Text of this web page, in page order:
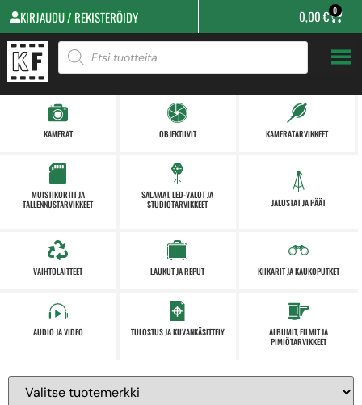
KIRJAUDU / REKISTERÖIDY 0,00€ 0
KAMERAT OBJEKTIIVIT KAMERATARVIKKEET
MUISTIKORTIT JA
TALLENNUSTARVIKKEET
SALAMAT, LED-VALOT JA
STUDIOTARVIKKEET
JALUSTAT JA PÄÄT
VAIHTOLAITTEET LAUKUT JA REPUT KIIKARIT JA KAUKOPUTKET
AUDIO JA VIDEO TULOSTUS JA KUVANKÄSITTELY
ALBUMIT, FILMIT JA
PIMIÖTARVIKKEET